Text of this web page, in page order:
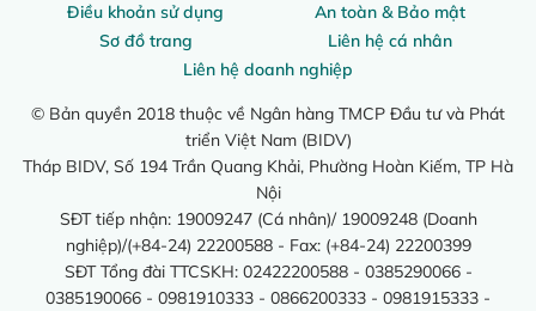
Điều khoản sử dụng
An toàn & Bảo mật
Sơ đồ trang
Liên hệ cá nhân
Liên hệ doanh nghiệp
© Bản quyền 2018 thuộc về Ngân hàng TMCP Đầu tư và Phát
triển Việt Nam (BIDV)
Tháp BIDV, Số 194 Trần Quang Khải, Phường Hoàn Kiếm, TP Hà
Nội
SĐT tiếp nhận: 19009247 (Cá nhân)/ 19009248 (Doanh
nghiệp)/(+84-24) 22200588 - Fax: (+84-24) 22200399
SĐT Tổng đài TTCSKH: 02422200588 - 0385290066 -
0385190066 - 0981910333 - 0866200333 - 0981915333 -